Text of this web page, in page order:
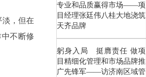
，但在
不断修
专业和品质赢得市场——项
目经理张廷伟八桂大地浇筑
天齐品牌
躬身入局 挺膺责任 做项
目精细化管理和市场品牌推
广先锋军——访济南区域管